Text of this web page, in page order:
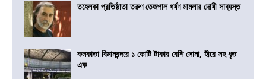
তহেলকা প্রতিষ্ঠাতা তরুণ তেজপাল ধর্ষণ মামলার দোষী সাব্যস্ত
কলকাতা বিমানবন্দরে ১ কোটি টাকার বেশি সোনা, হীরে সহ ধৃত
এক